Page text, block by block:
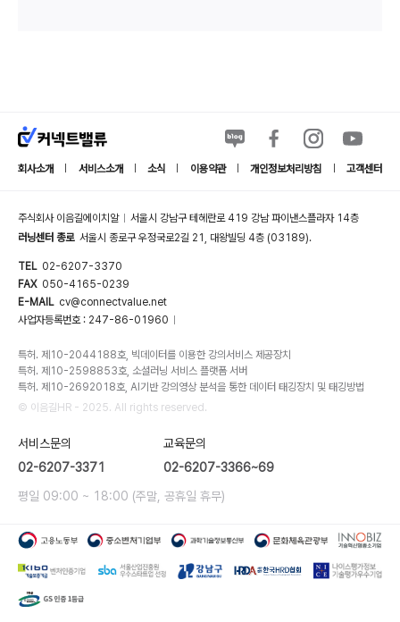
회사소개 서비스소개 소식 이용약관 개인정보처리방침 고객센터
주식회사 이음길에이치알
서울시 강남구 테헤란로 419 강남 파이낸스플라자 14층
러닝센터 종로 서울시 종로구 우정국로2길 21, 대왕빌딩 4층 (03189).
TEL 02-6207-3370
FAX 050-4165-0239
E-MAIL cv@connectvalue.net
사업자등록번호 : 247-86-01960
특허. 제10-2044188호, 빅데이터를 이용한 강의서비스 제공장치
특허. 제10-2598853호, 소셜러닝 서비스 플랫폼 서버
특허. 제10-2692018호, AI기반 강의영상 분석을 통한 데이터 태깅장치 및 태깅방법
© 이음길HR - 2025. All rights reserved.
서비스문의
02-6207-3371
교육문의
02-6207-3366~69
평일 09:00 ~ 18:00 (주말, 공휴일 휴무)